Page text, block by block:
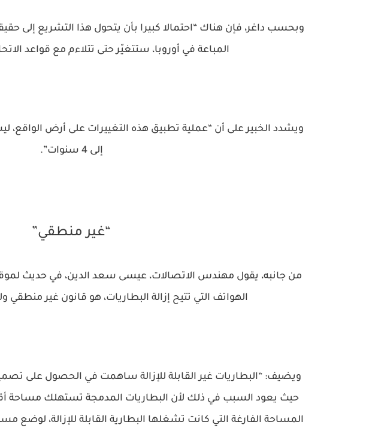
وبحسب داغر، فإن هناك “احتمالا كبيرا بأن يتحول هذا التشريع إلى
المباعة في أوروبا، ستتغيّر حتى تتلاءم مع قواعد
ويشدد الخبير على أن “عملية تطبيق هذه التغييرات على أرض الواقع،
إلى 4 سنوات”.
“غير منطقي”
من جانبه، يقول مهندس الاتصالات، عيسى سعد الدين، في حديث
الهواتف التي تتيح إزالة البطاريات، هو قانون غير منطقي
ويضيف: “البطاريات غير القابلة للإزالة ساهمت في الحصول على
حيث يعود السبب في ذلك لأن البطاريات المدمجة تستهلك مساحة
المساحة الفارغة التي كانت تشغلها البطارية القابلة للإزالة، لوضع